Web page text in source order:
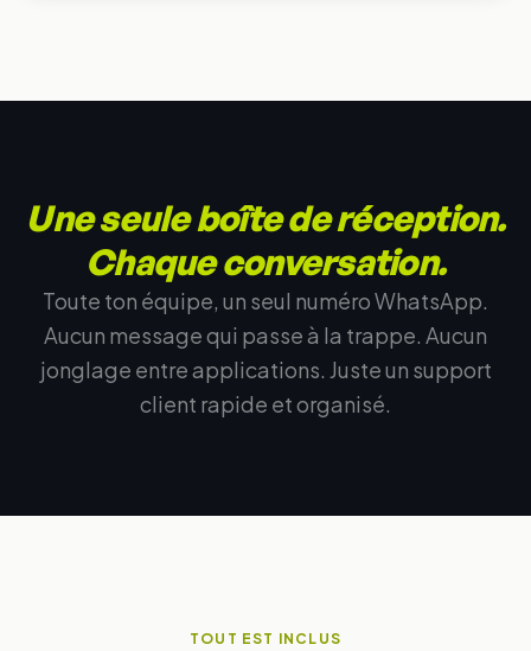
Une seule boîte de réception.
Chaque conversation.
Toute ton équipe, un seul numéro WhatsApp.
Aucun message qui passe à la trappe. Aucun
jonglage entre applications. Juste un support
client rapide et organisé.
TOUT EST INCLUS